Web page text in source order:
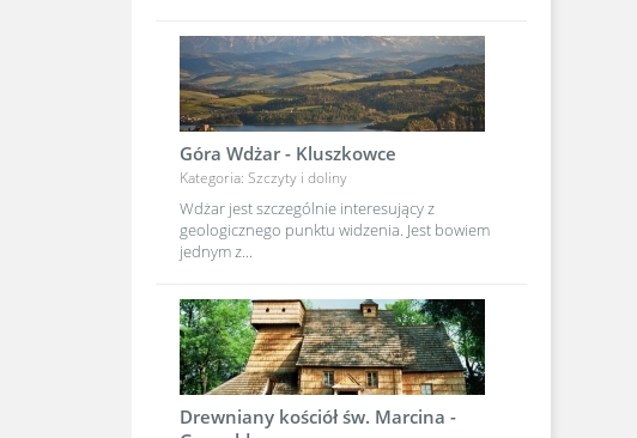
Góra Wdżar - Kluszkowce
Kategoria: Szczyty i doliny
Wdżar jest szczególnie interesujący z
geologicznego punktu widzenia. Jest bowiem
jednym z...
Drewniany kościół św. Marcina -